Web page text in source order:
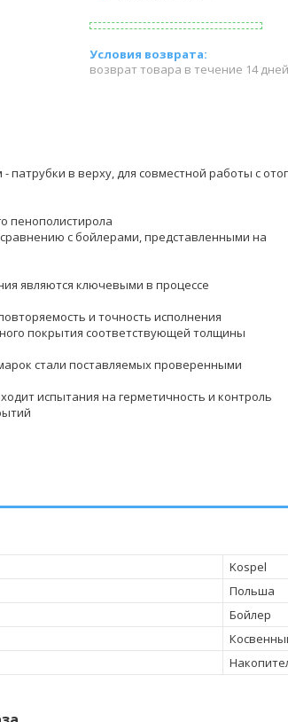
возврат товара в течение 14 дней
патрубки в верху, для совместной работы с
пенополистирола
с бойлерами, представленными на
являются ключевыми в процессе
и точность исполнения
покрытия соответствующей толщины
стали поставляемых проверенными
испытания на герметичность и контроль
Kospel
Польша
Бойлер